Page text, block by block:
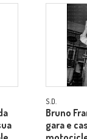
S.D.
Bruno
gara e